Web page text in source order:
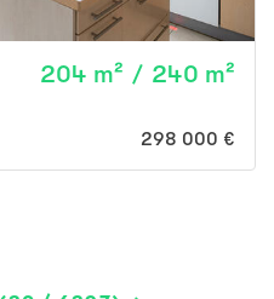
204 m² / 240 m²
298 000 €